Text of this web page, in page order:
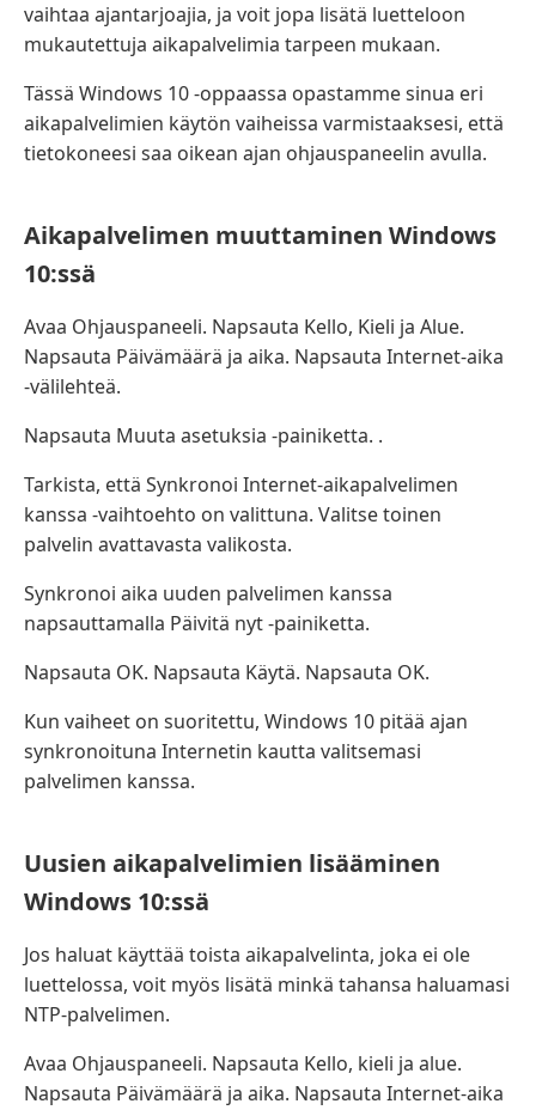
vaihtaa ajantarjoajia, ja voit jopa lisätä luetteloon
mukautettuja aikapalvelimia tarpeen mukaan.
Tässä Windows 10 -oppaassa opastamme sinua eri
aikapalvelimien käytön vaiheissa varmistaaksesi, että
tietokoneesi saa oikean ajan ohjauspaneelin avulla.
Aikapalvelimen muuttaminen Windows
10:ssä
Avaa Ohjauspaneeli. Napsauta Kello, Kieli ja Alue.
Napsauta Päivämäärä ja aika. Napsauta Internet-aika
-välilehteä.
Napsauta Muuta asetuksia -painiketta. .
Tarkista, että Synkronoi Internet-aikapalvelimen
kanssa -vaihtoehto on valittuna. Valitse toinen
palvelin avattavasta valikosta.
Synkronoi aika uuden palvelimen kanssa
napsauttamalla Päivitä nyt -painiketta.
Napsauta OK. Napsauta Käytä. Napsauta OK.
Kun vaiheet on suoritettu, Windows 10 pitää ajan
synkronoituna Internetin kautta valitsemasi
palvelimen kanssa.
Uusien aikapalvelimien lisääminen
Windows 10:ssä
Jos haluat käyttää toista aikapalvelinta, joka ei ole
luettelossa, voit myös lisätä minkä tahansa haluamasi
NTP-palvelimen.
Avaa Ohjauspaneeli. Napsauta Kello, kieli ja alue.
Napsauta Päivämäärä ja aika. Napsauta Internet-aika